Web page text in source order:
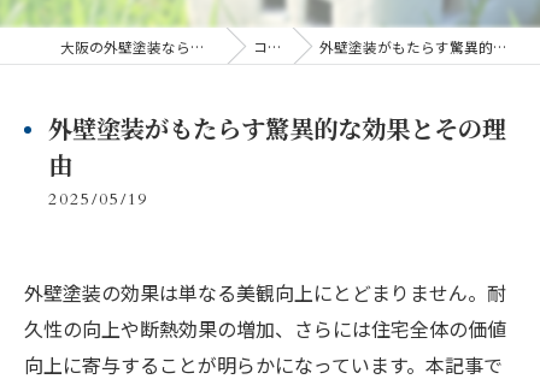
大阪の外壁塗装なら株式会社彩技建 コラム 外壁塗装がもたらす驚異的な効果とその理由
外壁塗装がもたらす驚異的な効果とその理
由
2025/05/19
外壁塗装の効果は単なる美観向上にとどまりません。耐
久性の向上や断熱効果の増加、さらには住宅全体の価値
向上に寄与することが明らかになっています。本記事で